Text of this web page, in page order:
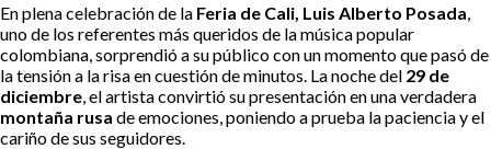
En plena celebración de la Feria de Cali, Luis Alberto Posada,
uno de los referentes más queridos de la música popular
colombiana, sorprendió a su público con un momento que pasó de
la tensión a la risa en cuestión de minutos. La noche del 29 de
diciembre, el artista convirtió su presentación en una verdadera
montaña rusa de emociones, poniendo a prueba la paciencia y el
cariño de sus seguidores.